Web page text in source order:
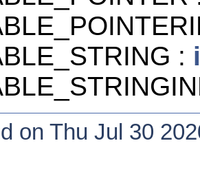
:
on Thu Jul 30